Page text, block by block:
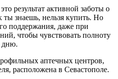
результат активной заботы о
ты знаешь, нельзя купить. Но
поддержания, даже при
чтобы чувствовать полноту
дню.
аптечных центров,
расположена в Севастополе.